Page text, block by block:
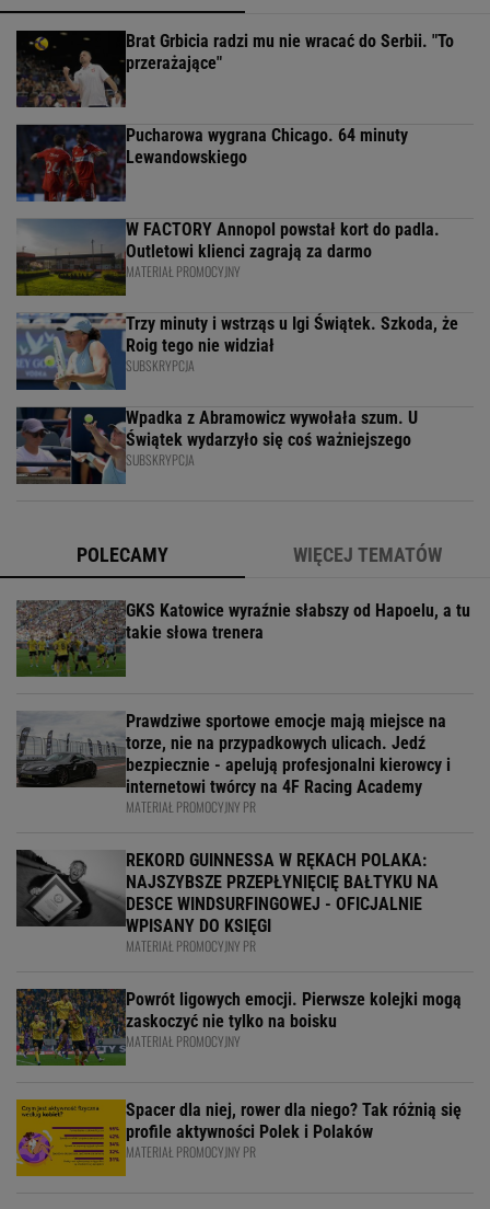
Brat Grbicia radzi mu nie wracać do Serbii. "To
przerażające"
Pucharowa wygrana Chicago. 64 minuty
Lewandowskiego
W FACTORY Annopol powstał kort do padla.
Outletowi klienci zagrają za darmo
MATERIAŁ PROMOCYJNY
Trzy minuty i wstrząs u Igi Świątek. Szkoda, że
Roig tego nie widział
SUBSKRYPCJA
Wpadka z Abramowicz wywołała szum. U
Świątek wydarzyło się coś ważniejszego
SUBSKRYPCJA
POLECAMY WIĘCEJ TEMATÓW
GKS Katowice wyraźnie słabszy od Hapoelu, a tu
takie słowa trenera
Prawdziwe sportowe emocje mają miejsce na
torze, nie na przypadkowych ulicach. Jedź
bezpiecznie - apelują profesjonalni kierowcy i
internetowi twórcy na 4F Racing Academy
MATERIAŁ PROMOCYJNY PR
REKORD GUINNESSA W RĘKACH POLAKA:
NAJSZYBSZE PRZEPŁYNIĘCIĘ BAŁTYKU NA
DESCE WINDSURFINGOWEJ - OFICJALNIE
WPISANY DO KSIĘGI
MATERIAŁ PROMOCYJNY PR
Powrót ligowych emocji. Pierwsze kolejki mogą
zaskoczyć nie tylko na boisku
MATERIAŁ PROMOCYJNY
Spacer dla niej, rower dla niego? Tak różnią się
profile aktywności Polek i Polaków
MATERIAŁ PROMOCYJNY PR